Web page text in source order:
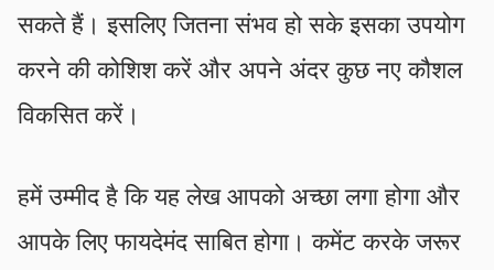
सकते हैं। इसलिए जितना संभव हो सके इसका उपयोग
करने की कोशिश करें और अपने अंदर कुछ नए कौशल
विकसित करें।
हमें उम्मीद है कि यह लेख आपको अच्छा लगा होगा और
आपके लिए फायदेमंद साबित होगा। कमेंट करके जरूर